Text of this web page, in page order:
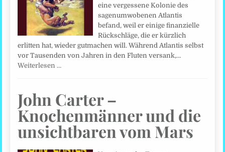
eine vergessene Kolonie des
sagenumwobenen Atlantis
befand, weil er einige finanzielle
Rückschläge, die er kürzlich
erlitten hat, wieder gutmachen will. Während Atlantis selbst
vor Tausenden von Jahren in den Fluten versank,…
Weiterlesen …
John Carter –
Knochenmänner und die
unsichtbaren vom Mars